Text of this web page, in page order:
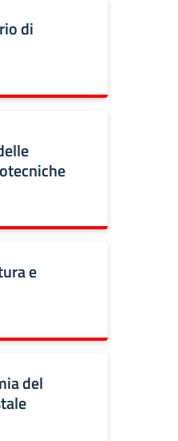
di agronomia del territorio
di
produzioni vegetali e
e Dendrometria
e
del territorio agrario e
del